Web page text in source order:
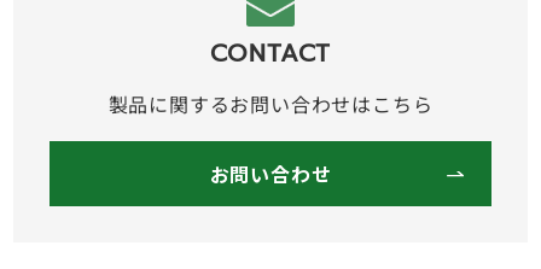
CONTACT
製品に関するお問い合わせはこちら
お問い合わせ